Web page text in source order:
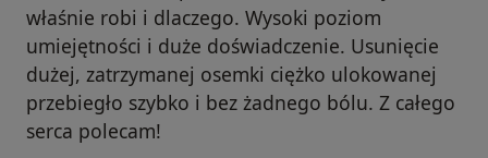
właśnie robi i dlaczego. Wysoki poziom
umiejętności i duże doświadczenie. Usunięcie
dużej, zatrzymanej osemki ciężko ulokowanej
przebiegło szybko i bez żadnego bólu. Z całego
serca polecam!